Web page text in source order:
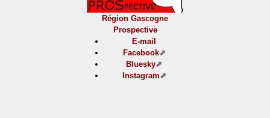
Région Gascogne
Prospective
E-mail
Facebook
Bluesky
Instagram